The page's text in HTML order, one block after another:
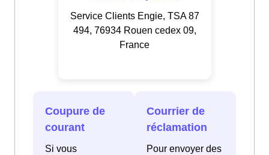
Service Clients Engie, TSA 87
494, 76934 Rouen cedex 09,
France
Coupure de
courant
Si vous
Courrier de
réclamation
Pour envoyer des